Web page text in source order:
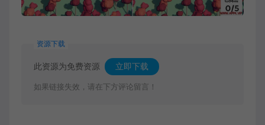
资源下载
此资源为免费资源 立即下载
如果链接失效，请在下方评论留言！